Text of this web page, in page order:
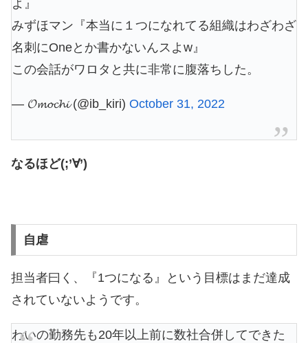
よ』
みずほマン『本当に１つになれてる組織はわざわざ
名刺にOneとか書かないんスよw』
この会話がワロタと共に非常に腹落ちした。
— 𝓞𝓶𝓸𝓬𝓱𝓲 (@ib_kiri) October 31, 2022
なるほど(;’∀’)
自虐
担当者曰く、『1つになる』という目標はまだ達成
されていないようです。
わいの勤務先も20年以上前に数社合併してできた